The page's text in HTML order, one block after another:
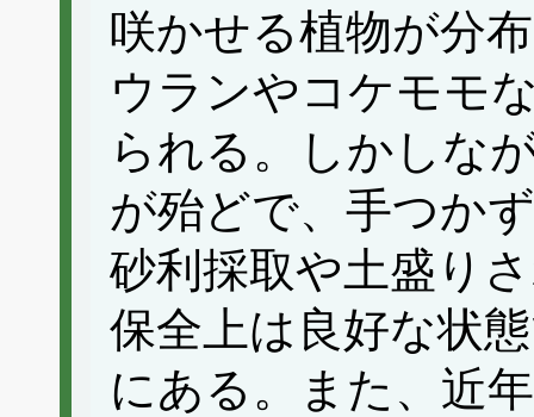
咲かせる植物が分
ウランやコケモモ
られる。しかしな
が殆どで、手つか
砂利採取や土盛り
保全上は良好な状
にある。また、近